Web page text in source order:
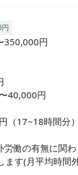
350,000円
40,000円
（17~18時間分）
働の有無に関
ます(月平均時間